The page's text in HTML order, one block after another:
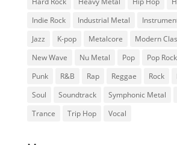
Indie Rock
Industrial Metal
Jazz
K-pop Metalcore Modern
New Wave
Nu Metal Pop Pop Rock
Punk
R&B Rap Reggae Rock
Soul
Soundtrack Symphonic Metal
Trance
Trip Hop Vocal